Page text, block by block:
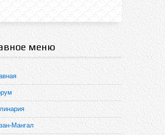
меню
Мангал